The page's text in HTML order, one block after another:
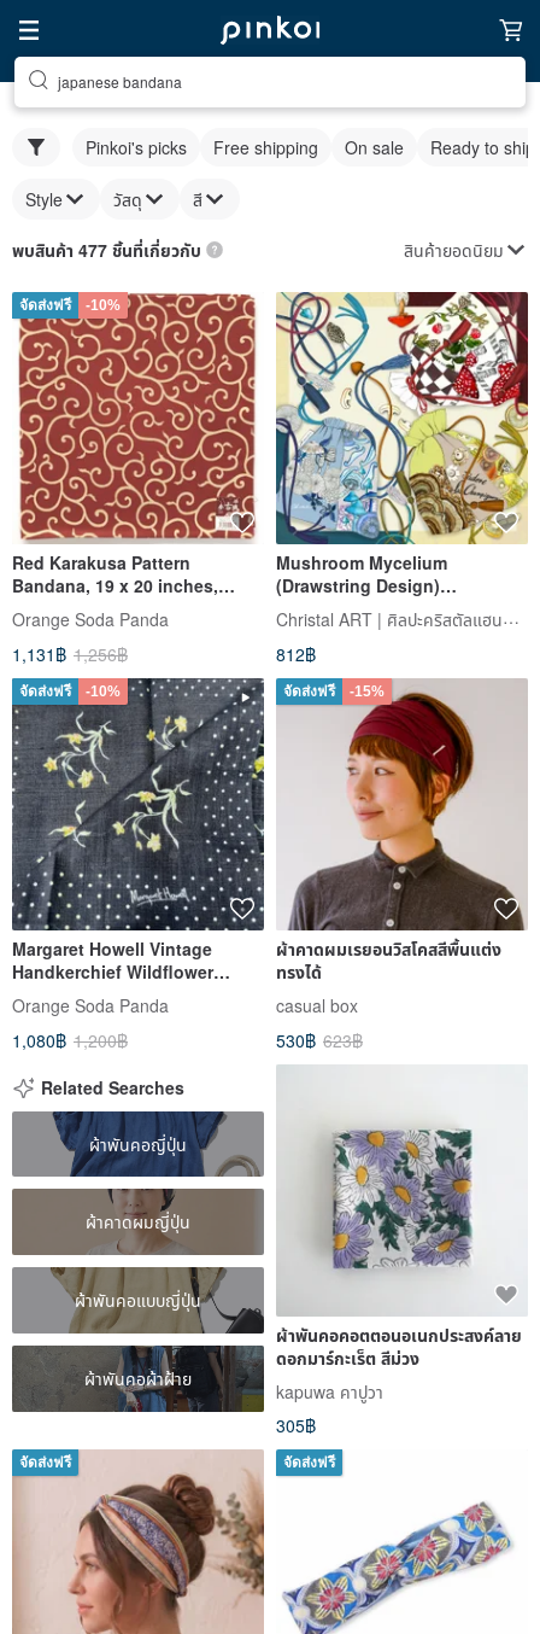
japanese bandana
Pinkoi's picks Free shipping On sale Ready to ship
Style วัสดุ สี
พบสินค้า 477 ชิ้นที่เกี่ยวกับ สินค้ายอดนิยม
จัดส่งฟรี -10%
Red Karakusa Pattern
Bandana, 19 x 20 inches,
Japanese Winding Plant
Pattern,
Orange​ Soda​ Panda
1,131฿ 1,256฿
Mushroom Mycelium
(Drawstring Design)
Handkerchief_50cm
Square_ChristalART
Christal ART | ศิลปะคริสตัลแฮนด์เมด
812฿
จัดส่งฟรี -10%
Margaret Howell Vintage
Handkerchief Wildflower
Daffodils Narcissus
(18.5inches)
Orange​ Soda​ Panda
1,080฿ 1,200฿
จัดส่งฟรี -15%
ผ้าคาดผมเรยอนวิสโคสสีพื้นแต่ง
ทรงได้
casual box
530฿ 623฿
Related Searches
ผ้าพันคอญี่ปุ่น
ผ้าคาดผมญี่ปุ่น
ผ้าพันคอแบบญี่ปุ่น
ผ้าพันคอผ้าฝ้าย
ผ้าพันคอคอตตอนอเนกประสงค์ลาย
ดอกมาร์กะเร็ต สีม่วง
kapuwa คาปูวา
305฿
จัดส่งฟรี จัดส่งฟรี